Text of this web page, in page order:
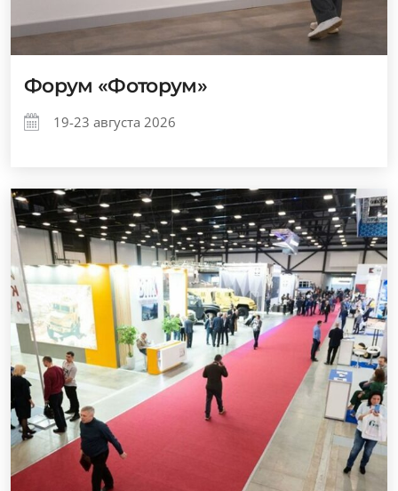
Форум «Фоторум»
19-23 августа 2026